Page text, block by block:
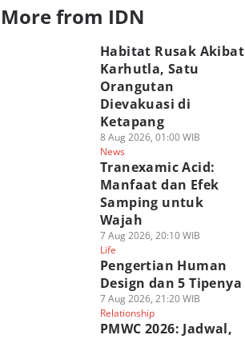
More from IDN
Habitat Rusak Akibat
Karhutla, Satu
Orangutan
Dievakuasi di
Ketapang
8 Aug 2026, 01:00 WIB
News
Tranexamic Acid:
Manfaat dan Efek
Samping untuk
Wajah
7 Aug 2026, 20:10 WIB
Life
Pengertian Human
Design dan 5 Tipenya
7 Aug 2026, 21:20 WIB
Relationship
PMWC 2026: Jadwal,